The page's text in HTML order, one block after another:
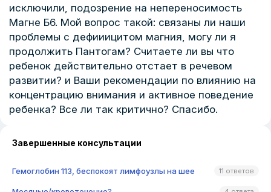
исключили, подозрение на непереносимость
Магне Б6. Мой вопрос такой: связаны ли наши
проблемы с дефииицитом магния, могу ли я
продолжить Пантогам? Считаете ли вы что
ребенок действительно отстает в речевом
развитии? и Ваши рекомендации по влиянию на
концентрацию внимания и активное поведение
ребенка? Все ли так критично? Спасибо.
Завершенные консультации
Гемоглобин 113, беспокоят лимфоузлы на шее 11 ответов